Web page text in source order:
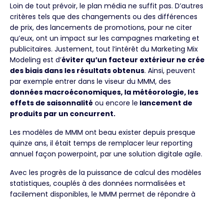
Loin de tout prévoir, le plan média ne suffit pas. D’autres
critères tels que des changements ou des différences
de prix, des lancements de promotions, pour ne citer
qu’eux, ont un impact sur les campagnes marketing et
publicitaires. Justement, tout l’intérêt du Marketing Mix
Modeling est d’éviter qu’un facteur extérieur ne crée
des biais dans les résultats obtenus. Ainsi, peuvent
par exemple entrer dans le viseur du MMM, des
données macroéconomiques, la météorologie, les
effets de saisonnalité ou encore le lancement de
produits par un concurrent.
Les modèles de MMM ont beau exister depuis presque
quinze ans, il était temps de remplacer leur reporting
annuel façon powerpoint, par une solution digitale agile.
Avec les progrès de la puissance de calcul des modèles
statistiques, couplés à des données normalisées et
facilement disponibles, le MMM permet de répondre à